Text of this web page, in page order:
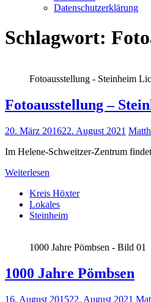
Datenschutzerklärung
Schlagwort:
Fotoausstellung - Steinheim
Fotoausstellung –
20. März 201622. August 2021
Im Helene-Schweitzer-Zentrum
Weiterlesen
Kreis Höxter
Lokales
Steinheim
1000 Jahre Pömbsen - Bild 01
1000 Jahre Pömbsen
16. August 201522. August 2021